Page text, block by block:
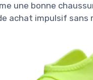
une bonne
achat impulsif